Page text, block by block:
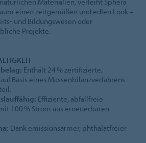
einen zeitgemäßen und edlen Look –
und Bildungswesen oder
Projekte.
Enthält 24 % zertifizierte,
Basis eines Massenbilanzverfahrens
Effiziente, abfallfreie
100 % Strom aus erneuerbaren
Dank emissionsarmer, phthalatfreier